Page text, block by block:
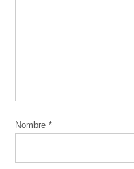
Nombre*